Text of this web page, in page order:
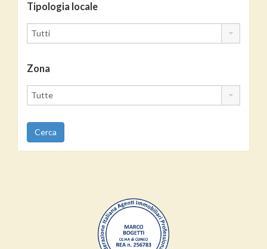
Tipologia locale
Zona
Cerca